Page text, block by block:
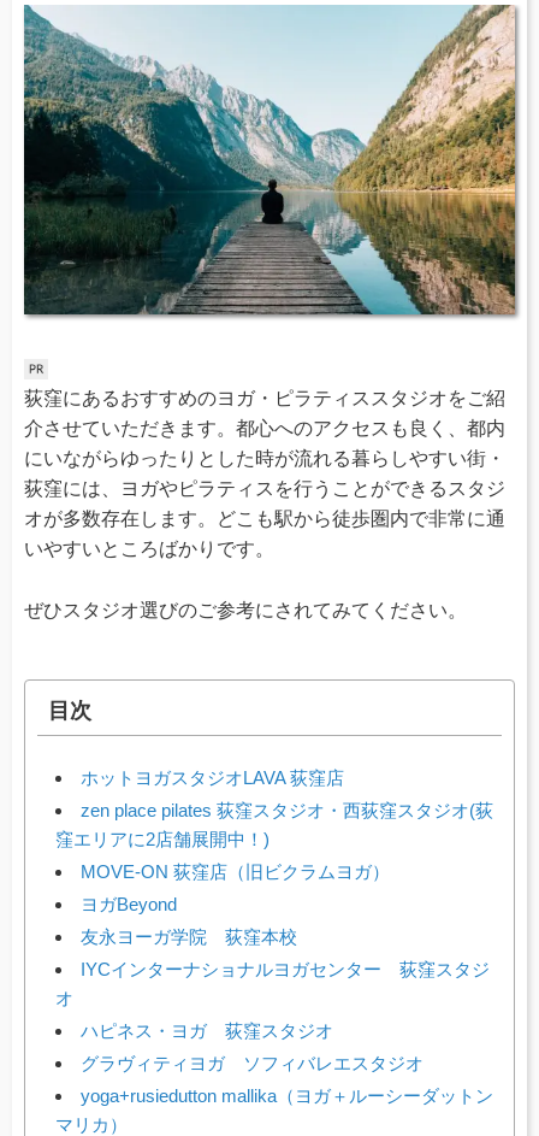
荻窪にあるおすすめのヨガ・ピラティススタジオをご紹
介させていただきます。都心へのアクセスも良く、都内
にいながらゆったりとした時が流れる暮らしやすい街・
荻窪には、ヨガやピラティスを行うことができるスタジ
オが多数存在します。どこも駅から徒歩圏内で非常に通
いやすいところばかりです。
ぜひスタジオ選びのご参考にされてみてください。
目次
ホットヨガスタジオLAVA 荻窪店
zen place pilates 荻窪スタジオ・西荻窪スタジオ(荻
窪エリアに2店舗展開中！)
MOVE-ON 荻窪店（旧ビクラムヨガ）
ヨガBeyond
友永ヨーガ学院 荻窪本校
IYCインターナショナルヨガセンター 荻窪スタジ
オ
ハピネス・ヨガ 荻窪スタジオ
グラヴィティヨガ ソフィバレエスタジオ
yoga+rusiedutton mallika（ヨガ＋ルーシーダットン
マリカ）